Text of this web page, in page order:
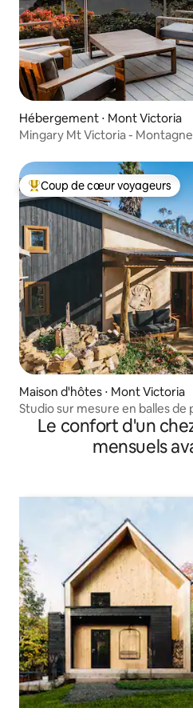
Hébergement ⋅ Mont Victoria
Mingary Mt Victoria -
Coups de cœur voyageurs les
Coup de cœur voyageurs
Maison d'hôtes ⋅ Mont Victoria
Studio sur mesure en balles de
Le confort d'un
mensuels